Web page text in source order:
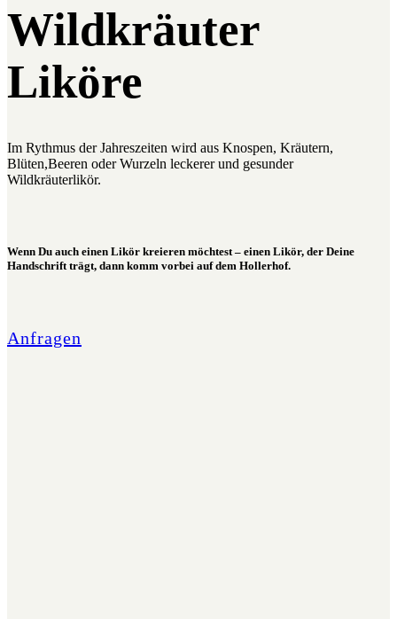
Wildkräuter
Liköre
Im Rythmus der Jahreszeiten wird aus Knospen, Kräutern,
Blüten,Beeren oder Wurzeln leckerer und gesunder
Wildkräuterlikör.
Wenn Du auch einen Likör kreieren möchtest – einen Likör, der Deine
Handschrift trägt, dann komm vorbei auf dem Hollerhof.
Anfragen